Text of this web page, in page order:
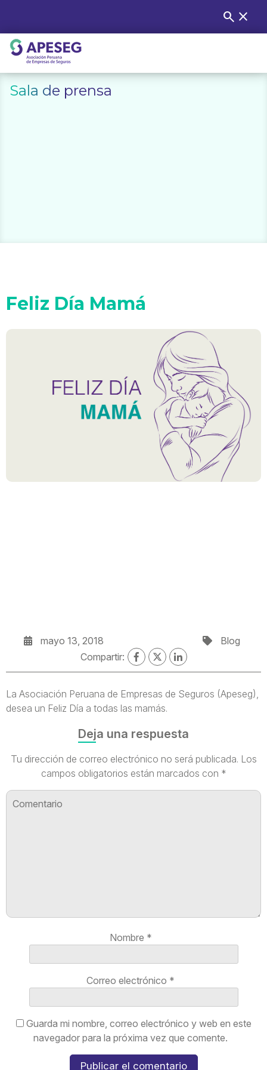
content
Buscar:
search close
APESEG
Sala de prensa
Feliz Día Mamá
mayo 13, 2018
Blog
Compartir:
La Asociación Peruana de Empresas de Seguros (Apeseg),
desea un Feliz Día a todas las mamás.
Deja una respuesta
Tu dirección de correo electrónico no será publicada. Los
campos obligatorios están marcados con *
Nombre *
Correo electrónico *
Guarda mi nombre, correo electrónico y web en este
navegador para la próxima vez que comente.